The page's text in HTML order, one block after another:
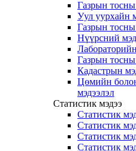
Газрын
Уул уурхайн
Газрын тосны
Нүүрсний
Газрын
Кадастрын
Цөмийн
мэдээлэл
Статистик мэдээ
Статистик
Статистик
Статистик
Статистик